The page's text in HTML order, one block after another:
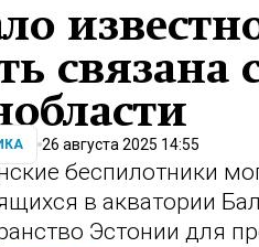
связана
26 августа 2025 14:55
беспилотники
в акватории
Эстонии для